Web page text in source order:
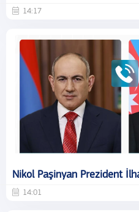
14:17
Nikol Paşinyan Prezident
14:01